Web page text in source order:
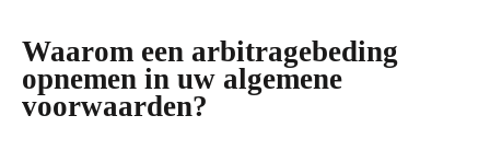
Waarom een arbitragebeding
opnemen in uw algemene
voorwaarden?